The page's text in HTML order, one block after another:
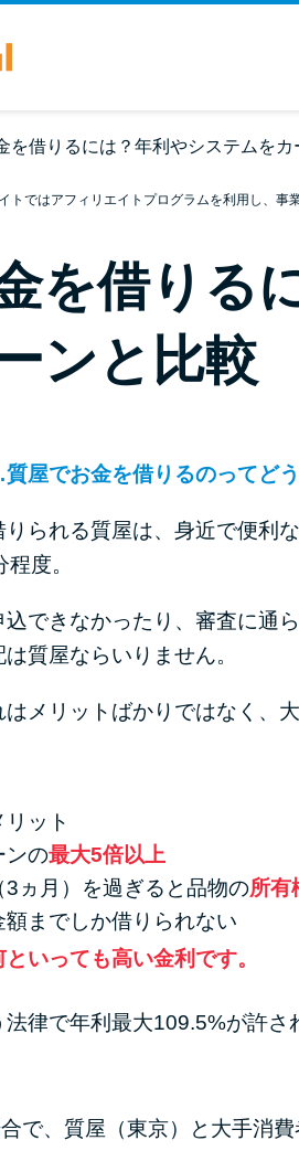
を借りるには？年利やシステムを
トではアフィリエイトプログラムを利用し、事
を借りる
ンと比較
屋でお金を借りるのってど
られる質屋は、身近で便利な
度。
できなかったり、審査に通
質屋ならいりません。
メリットばかりではなく、
ット
ンの最大5倍以上
ヵ月）を過ぎると品物の所有
までしか借りられない
いっても高い金利です。
律で年利最大109.5%が許
で、質屋（東京）と大手消